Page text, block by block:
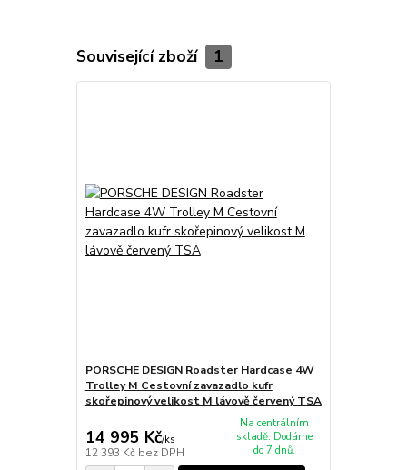
Související zboží 1
PORSCHE DESIGN Roadster Hardcase 4W
Trolley M Cestovní zavazadlo kufr
skořepinový velikost M lávově červený TSA
14 995 Kč/ks
12 393 Kč bez DPH
Na centrálním
skladě. Dodáme
do 7 dnů.